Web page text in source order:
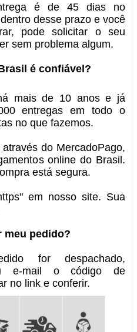
é de 45 dias no
desse prazo e você
pode solicitar o seu
sem problema algum.
é confiável?
mais de 10 anos e já
entregas em todo o
no que fazemos.
do MercadoPago,
online do Brasil.
está segura.
em nosso site. Sua
meu pedido?
for despachado,
e-mail o código de
no link e conferir.